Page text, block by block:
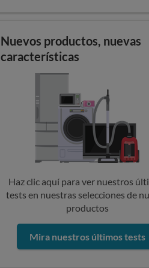
Nuevos productos, nuevas
características
Haz clic aquí para ver nuestros
tests en nuestras selecciones de
productos
Mira nuestros últimos tests